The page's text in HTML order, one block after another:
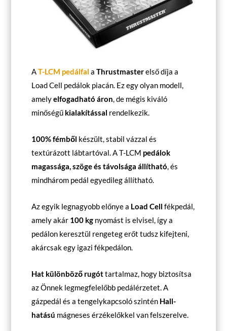
AT-LCM pedálfalaThrustmasterelső díja a
Load Cell pedálok piacán. Ez egy olyan modell,
amelyelfogadható áron, de mégis kiváló
minőségű kialakítással rendelkezik.
100% fémből készült, stabil vázzal és
textúrázott lábtartóval. A T-LCM pedálok
magassága, szöge és távolsága állítható, és
mindhárom pedál egyedileg állítható.
Az egyik legnagyobb előnye a Load Cellfékpedál,
amely akár 100 kg nyomást is elvisel, így a
pedálon keresztül rengeteg erőt tudsz kifejteni,
akárcsak egy igazi fékpedálon.
Hat különböző rugóttartalmaz, hogy biztosítsa
az Önnek legmegfelelőbb pedálérzetet. A
gázpedál és a tengelykapcsoló szintén Hall-
hatású mágneses érzékelőkkel van felszerelve.